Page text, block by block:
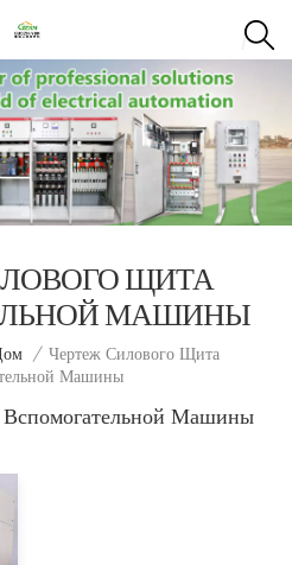
ЩИТА
МАШИНЫ
/ Чертеж Силового Щита
Машины
Машины